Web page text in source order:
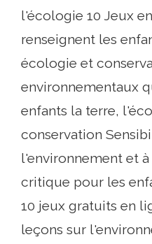
l'écologie 10 Jeux
renseignent les
écologie et
environnementaux
enfants la terre,
conservation
l'environnement et
critique pour les
10 jeux gratuits en
leçons sur